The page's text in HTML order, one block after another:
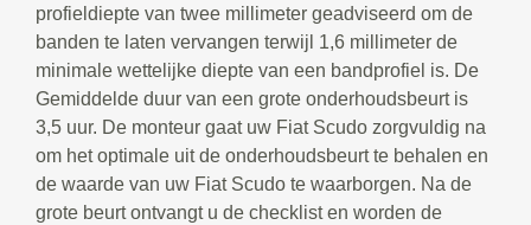
profieldiepte van twee millimeter geadviseerd om de
banden te laten vervangen terwijl 1,6 millimeter de
minimale wettelijke diepte van een bandprofiel is. De
Gemiddelde duur van een grote onderhoudsbeurt is
3,5 uur. De monteur gaat uw Fiat Scudo zorgvuldig na
om het optimale uit de onderhoudsbeurt te behalen en
de waarde van uw Fiat Scudo te waarborgen. Na de
grote beurt ontvangt u de checklist en worden de